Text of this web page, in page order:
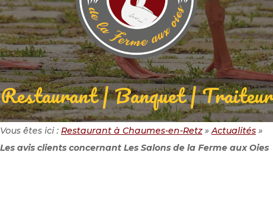
Restaurant | Banquet | Traiteur
Vous êtes ici : Restaurant à Chaumes-en-Retz»Actualités »
Les avis clients concernant Les Salons de la Ferme aux Oies